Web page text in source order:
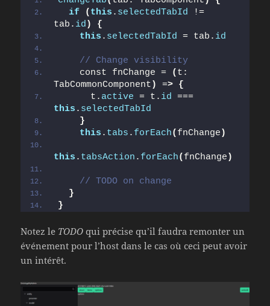
if
( this . selectedTabId !=
tab. id )
{
this . selectedTabId = tab. id
// Change visibility
    const fnChange =
( t:
TabCommonComponent ) => {
      t.
active = t. id
this . selectedTabId
}
this . tabs . forEach( fnChange )
this . tabsAction . forEach( fnChange )
// TODO on change
}
}
Notez le TODO qui précise qu’il faudra remonter un
événement pour l’host dans le cas où ceci peut avoir
un intérêt.